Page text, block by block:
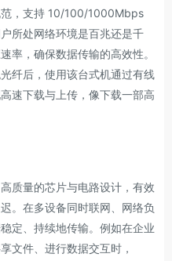
，支持 10/100/1000Mbps
所处网络环境是百兆还是千
率，确保数据传输的高效性。
纤后，使用该台式机通过有线
速下载与上传，像下载一部高
量的芯片与电路设计，有效
。在多设备同时联网、网络负
定、持续地传输。例如在企业
文件、进行数据交互时，